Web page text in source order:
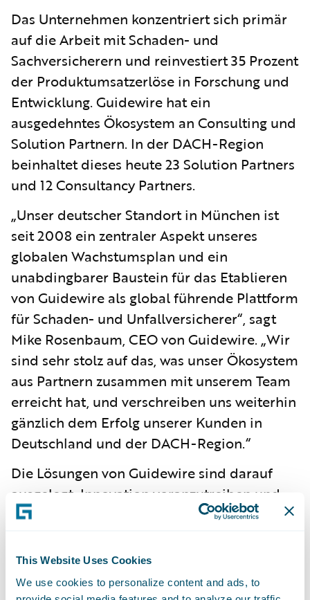
This Website Uses Cookies
We use cookies to personalize content and ads, to
Das Unternehmen konzentriert sich primär
auf die Arbeit mit Schaden- und
Sachversicherern und reinvestiert 35 Prozent
der Produktumsatzerlöse in Forschung und
Entwicklung. Guidewire hat ein
ausgedehntes Ökosystem an Consulting und
Solution Partnern. In der DACH-Region
beinhaltet dieses heute 23 Solution Partners
und 12 Consultancy Partners.
„Unser deutscher Standort in München ist
seit 2008 ein zentraler Aspekt unseres
globalen Wachstumsplan und ein
unabdingbarer Baustein für das Etablieren
von Guidewire als global führende Plattform
für Schaden- und Unfallversicherer“, sagt
Mike Rosenbaum, CEO von Guidewire. „Wir
sind sehr stolz auf das, was unser Ökosystem
aus Partnern zusammen mit unserem Team
erreicht hat, und verschreiben uns weiterhin
gänzlich dem Erfolg unserer Kunden in
Deutschland und der DACH-Region.“
Die Lösungen von Guidewire sind darauf
ausgelegt, Innovation voranzutreiben und
Sach- und Unfallversicherer bei ihrer
„Guidewire hat stark in die
marktspezifischen Fähigkeiten seiner